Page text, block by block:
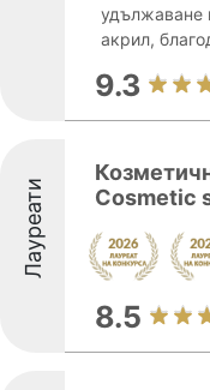
удължаване
акрил,
9.3
Лауреати
Cosmetic
8.5